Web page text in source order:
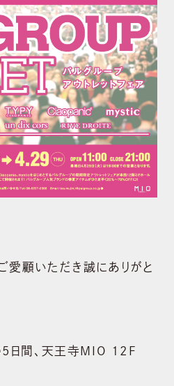
愛顧いただき誠にありがと
間、天王寺MIO 12F